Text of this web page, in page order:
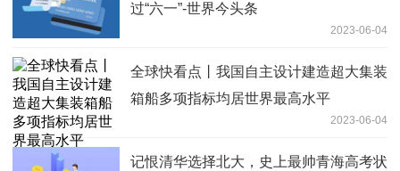
过“六一”-世界今头条
2023-06-04
全球快看点丨我国自主设计建造超大集装
箱船多项指标均居世界最高水平
2023-06-04
记恨清华选择北大，史上最帅青海高考状